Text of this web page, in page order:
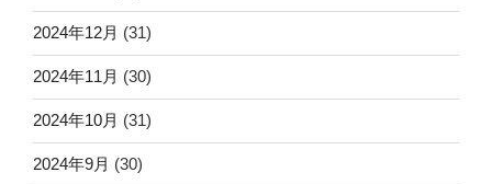
2024年12月 (31)
2024年11月 (30)
2024年10月 (31)
2024年9月 (30)